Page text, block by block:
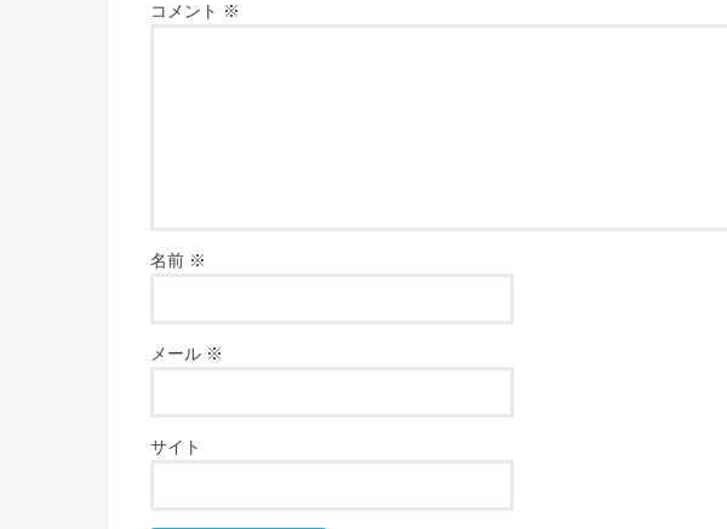
コメント ※
名前 ※
メール ※
サイト